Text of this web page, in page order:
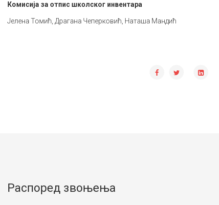
Комисија за отпис школског инвентара
Јелена Томић, Драгана Чеперковић, Наташа Мандић
Распоред звоњења